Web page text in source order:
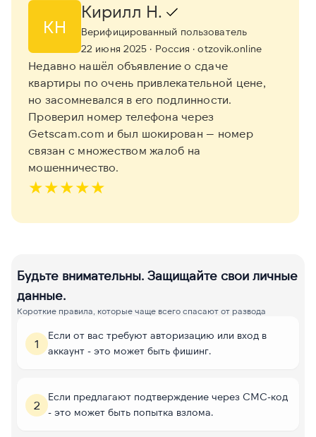
КН
Кирилл Н.
Верифицированный пользователь
22 июня 2025 · Россия · otzovik.online
Недавно нашёл объявление о сдаче
квартиры по очень привлекательной цене,
но засомневался в его подлинности.
Проверил номер телефона через
Getscam.com и был шокирован — номер
связан с множеством жалоб на
мошенничество.
★★★★★
Будьте внимательны. Защищайте свои личные
данные.
Короткие правила, которые чаще всего спасают от развода
1
Если от вас требуют авторизацию или вход в
аккаунт - это может быть фишинг.
2
Если предлагают подтверждение через СМС-код
- это может быть попытка взлома.